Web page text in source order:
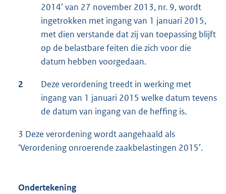
2014’ van 27 november 2013, nr. 9, wordt
ingetrokken met ingang van 1 januari 2015,
met dien verstande dat zij van toepassing blijft
op de belastbare feiten die zich voor die
datum hebben voorgedaan.
2
Deze verordening treedt in werking met
ingang van 1 januari 2015 welke datum tevens
de datum van ingang van de heffing is.
3 Deze verordening wordt aangehaald als
‘Verordening onroerende zaakbelastingen 2015’.
Ondertekening